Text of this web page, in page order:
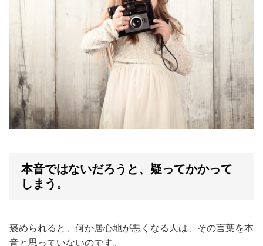
本音ではないだろうと、疑ってかかって
しまう。
褒められると、何か居心地が悪くなる人は、その言葉を本
音と思っていないのです。